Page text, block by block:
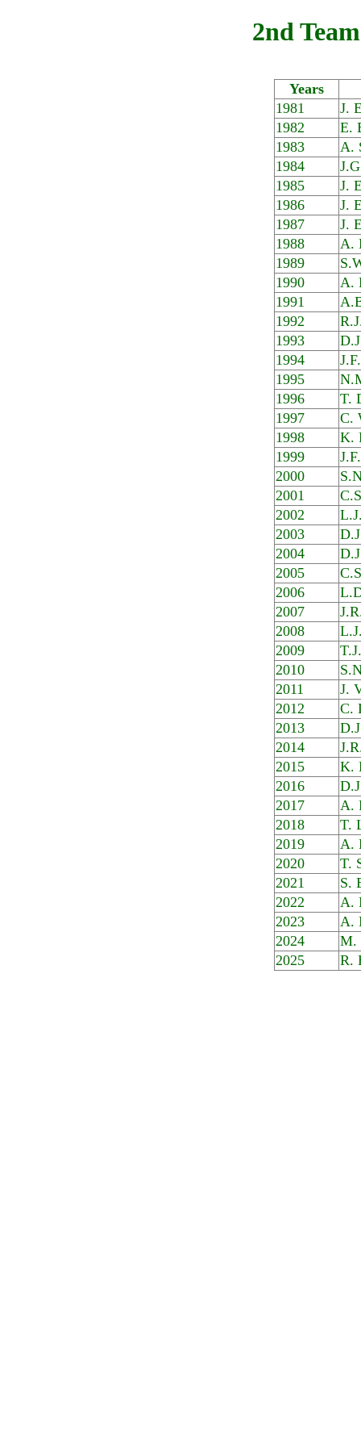
2nd
Years
1981
J.
1982
E.
1983
A.
1984
1985
J.
1986
J.
1987
J.
1988
A.
1989
1990
A.
1991
1992
1993
1994
1995
1996
T.
1997
C.
1998
K.
1999
2000
2001
2002
2003
2004
2005
2006
2007
2008
2009
2010
2011
J.
2012
C.
2013
2014
2015
K.
2016
2017
A.
2018
T.
2019
A.
2020
T.
2021
S.
2022
A.
2023
A.
2024
M.
2025
R.